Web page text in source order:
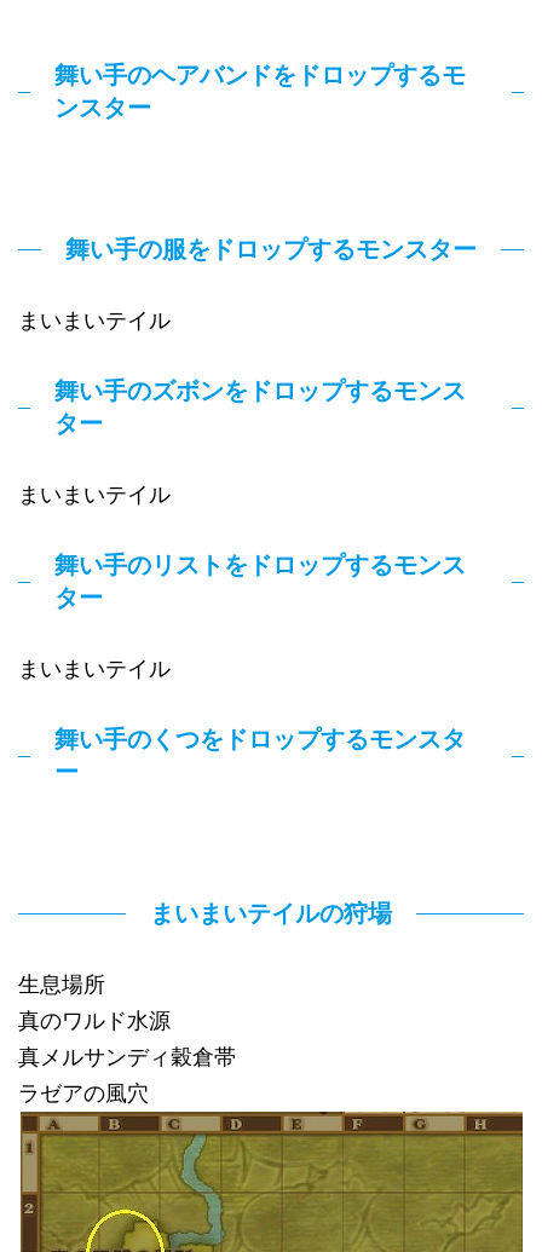
舞い手のヘアバンドをドロップするモ
ンスター
舞い手の服をドロップするモンスター
まいまいテイル
舞い手のズボンをドロップするモンス
ター
まいまいテイル
舞い手のリストをドロップするモンス
ター
まいまいテイル
舞い手のくつをドロップするモンスタ
ー
まいまいテイルの狩場
生息場所
真のワルド水源
真メルサンディ穀倉帯
ラゼアの風穴